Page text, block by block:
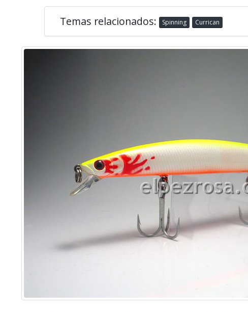
Temas relacionados: Spinning Currican